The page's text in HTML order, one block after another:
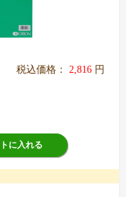
税込価格： 2,816 円
に入れる